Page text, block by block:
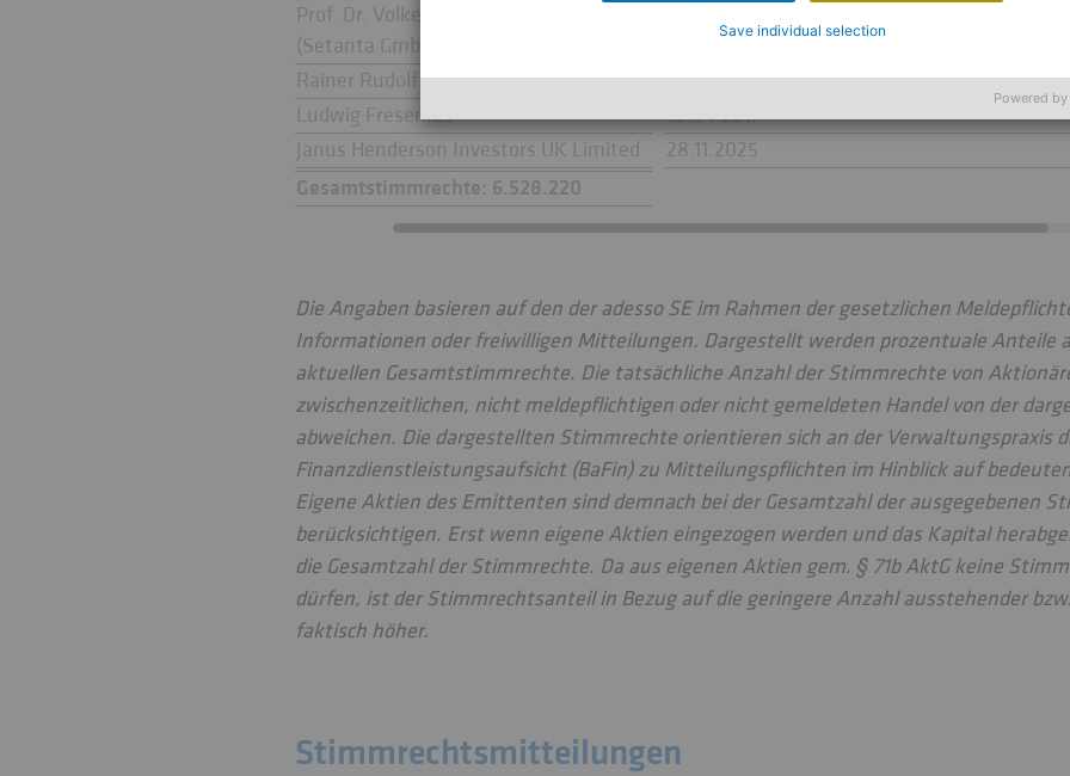
10.05.2022
18.04.2017
28.11.2025
Prof. Dr. Volker Gruhn
(Setanta GmbH, Pool)
Rainer Rudolf / RDF Familienstiftung
Ludwig Fresenius
Janus Henderson Investors UK Limited
Gesamtstimmrechte: 6.528.220
Die Angaben basieren auf den der adesso SE im Rahmen der gesetzlichen
Informationen oder freiwilligen Mitteilungen. Dargestellt werden prozentuale Anteile
aktuellen Gesamtstimmrechte. Die tatsächliche Anzahl der Stimmrechte von
zwischenzeitlichen, nicht meldepflichtigen oder nicht gemeldeten Handel von der
abweichen. Die dargestellten Stimmrechte orientieren sich an der Verwaltungspraxis
Finanzdienstleistungsaufsicht (BaFin) zu Mitteilungspflichten im Hinblick auf
Eigene Aktien des Emittenten sind demnach bei der Gesamtzahl der ausgegebenen
berücksichtigen. Erst wenn eigene Aktien eingezogen werden und das Kapital
die Gesamtzahl der Stimmrechte. Da aus eigenen Aktien gem. § 71b AktG keine
dürfen, ist der Stimmrechtsanteil in Bezug auf die geringere Anzahl ausstehender
faktisch höher.
Stimmrechtsmitteilungen
Save individual selection
Powered by